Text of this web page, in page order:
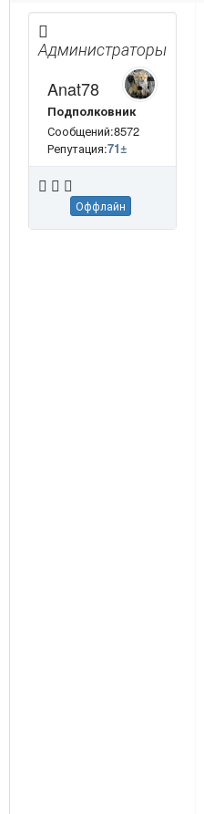
Администраторы
Anat78
Подполковник
Сообщений:8572
Репутация:71±
Оффлайн